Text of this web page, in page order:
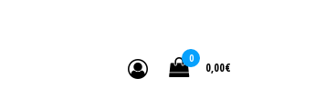
0
0,00€